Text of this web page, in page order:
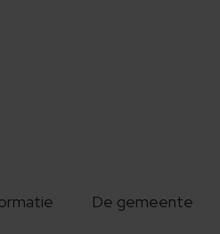
De gemeente